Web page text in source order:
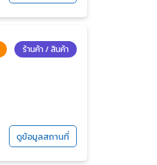
ร้านค้า / สินค้า
ดูข้อมูลสถานที่